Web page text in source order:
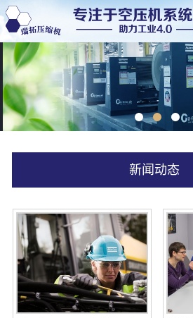
新闻动态
产品资讯
公司新闻
行业新闻